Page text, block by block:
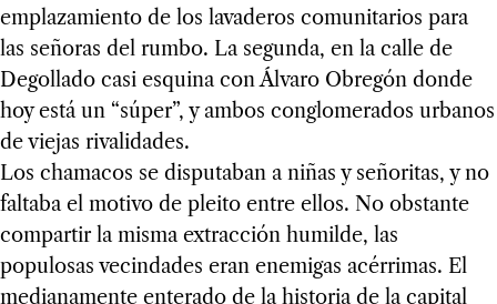
emplazamiento de los lavaderos comunitarios para
las señoras del rumbo. La segunda, en la calle de
Degollado casi esquina con Álvaro Obregón donde
hoy está un “súper”, y ambos conglomerados urbanos
de viejas rivalidades.
Los chamacos se disputaban a niñas y señoritas, y no
faltaba el motivo de pleito entre ellos. No obstante
compartir la misma extracción humilde, las
populosas vecindades eran enemigas acérrimas. El
medianamente enterado de la historia de la capital